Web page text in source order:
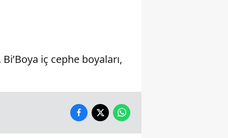
Aksaray
Karaman
Kırıkkale
iç cephe boyaları,